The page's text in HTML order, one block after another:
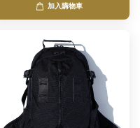
加入購物車